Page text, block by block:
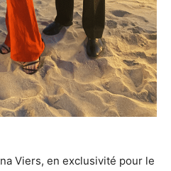
Viers, en exclusivité pour le